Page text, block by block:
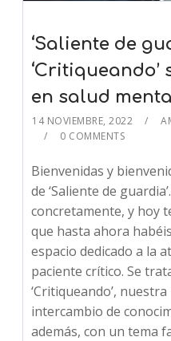
‘Saliente de
en salud
14 NOVIEMBRE, 2022
0 COMMENTS
Bienvenidas y
de ‘Saliente de
concretamente, y hoy
que hasta ahora
espacio dedicado a la
paciente crítico. Se
‘Critiqueando’,
intercambio de
además, con un tema